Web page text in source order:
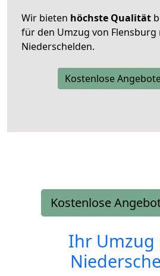
Wir bieten höchste Qualität
für den Umzug von Flensburg
Niederschelden.
Kostenlose
Kostenlose
Ihr Umzug